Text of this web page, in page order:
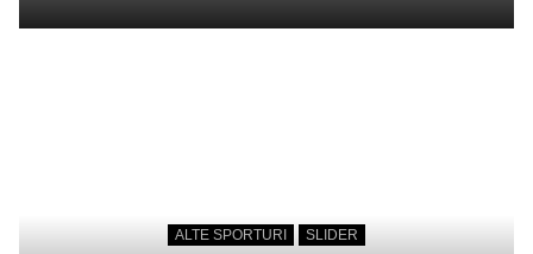
ALTE SPORTURI SLIDER